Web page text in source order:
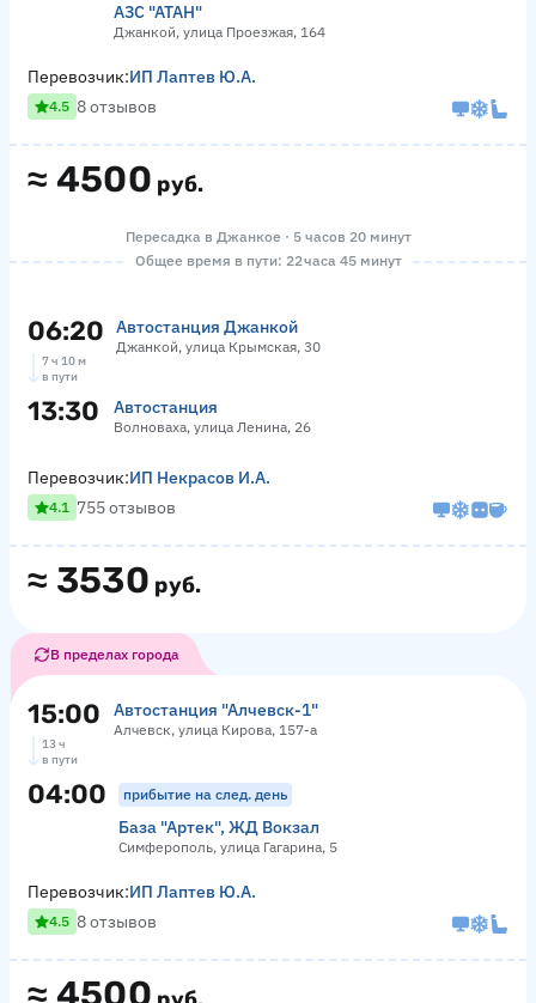
АЗС "АТАН"
Джанкой, улица Проезжая, 164
≈ 4500 руб.
Перевозчик:ИП Лаптев Ю.А.
4.5 8 отзывов
Пересадка в Джанкое · 5 часов 20 минут
Общее время в пути: 22 часа 45 минут
06:20 Автостанция Джанкой
Джанкой, улица Крымская, 30
7 ч 10 м
в пути
13:30 Автостанция
Волноваха, улица Ленина, 26
≈ 3530 руб.
Перевозчик:ИП Некрасов И.А.
4.1 755 отзывов
В пределах города
15:00 Автостанция "Алчевск-1"
Алчевск, улица Кирова, 157-а
13 ч
в пути
04:00 прибытие на след. день
База "Артек", ЖД Вокзал
Симферополь, улица Гагарина, 5
Перевозчик:ИП Лаптев Ю.А.
4.5 8 отзывов